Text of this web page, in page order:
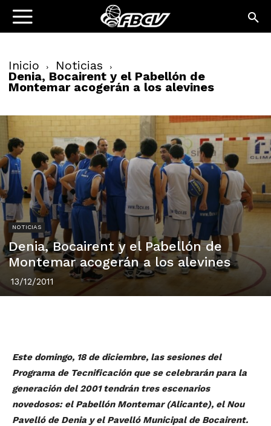
Inicio Noticias
Denia, Bocairent y el Pabellón de
Montemar acogerán a los alevines
NOTICIAS
Denia, Bocairent y el Pabellón de
Montemar acogerán a los alevines
13/12/2011
Este domingo, 18 de diciembre, las sesiones del
Programa de Tecnificación que se celebrarán para la
generación del 2001 tendrán tres escenarios
novedosos: el Pabellón Montemar (Alicante), el Nou
Pavelló de Denia y el Pavelló Municipal de Bocairent.